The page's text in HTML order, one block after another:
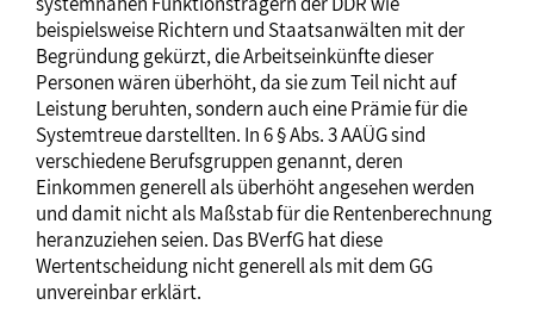
beispielsweise Richtern und Staatsanwälten mit der
Begründung gekürzt, die Arbeitseinkünfte dieser
Personen wären überhöht, da sie zum Teil nicht auf
Leistung beruhten, sondern auch eine Prämie für die
Systemtreue darstellten. In 6 § Abs. 3 AAÜG sind
verschiedene Berufsgruppen genannt, deren
Einkommen generell als überhöht angesehen werden
und damit nicht als Maßstab für die Rentenberechnung
heranzuziehen seien. Das BVerfG hat diese
Wertentscheidung nicht generell als mit dem GG
unvereinbar erklärt.